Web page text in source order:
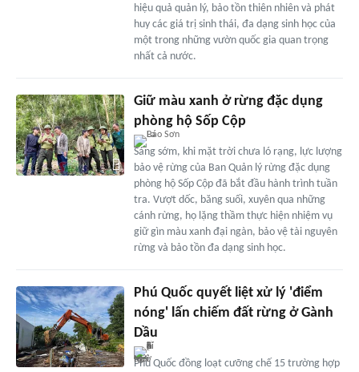
hiệu quả quản lý, bảo tồn thiên nhiên và phát
huy các giá trị sinh thái, đa dạng sinh học của
một trong những vườn quốc gia quan trọng
nhất cả nước.
Giữ màu xanh ở rừng đặc dụng
phòng hộ Sốp Cộp
Sáng sớm, khi mặt trời chưa ló rạng, lực lượng
bảo vệ rừng của Ban Quản lý rừng đặc dụng
phòng hộ Sốp Cộp đã bắt đầu hành trình tuần
tra. Vượt dốc, băng suối, xuyên qua những
cánh rừng, họ lặng thầm thực hiện nhiệm vụ
giữ gìn màu xanh đại ngàn, bảo vệ tài nguyên
rừng và bảo tồn đa dạng sinh học.
Phú Quốc quyết liệt xử lý 'điểm
nóng' lấn chiếm đất rừng ở Gành
Dầu
Phú Quốc đồng loạt cưỡng chế 15 trường hợp